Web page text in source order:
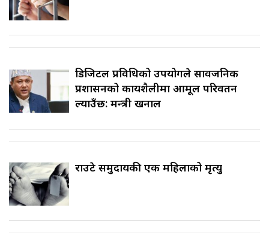
डिजिटल प्रविधिको उपयोगले सार्वजनिक
प्रशासनको कार्यशैलीमा आमूल परिवर्तन
ल्याउँछ: मन्त्री खनाल
राउटे समुदायकी एक महिलाको मृत्यु